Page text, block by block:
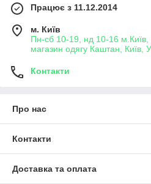
Працює з 11.12.2014
м. Київ
Пн-сб 10-19, нд 10-16 м.Київ,
магазин одягу Каштан, Київ,
Контакти
Про нас
Контакти
Доставка та оплата